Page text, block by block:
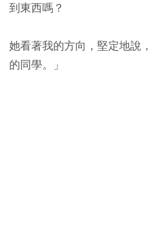
到東西嗎？
她看著我的方向，堅定地說，
的同學。」